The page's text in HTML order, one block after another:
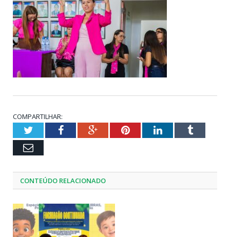
COMPARTILHAR:
TwitterFacebookGoogle+PinterestLinkedInTumblr
Email
CONTEÚDO RELACIONADO